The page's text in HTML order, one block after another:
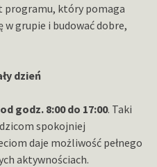
programu, który pomaga
grupie i budować dobre,
dzień
od godz. 8:00 do 17:00. Taki
spokojniej
daje możliwość pełnego
aktywnościach.